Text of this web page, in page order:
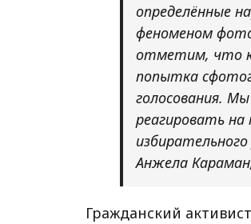
определённые
феноменом
отметим, что
попытка
голосования.
реагировать
Анжела
Гражданский